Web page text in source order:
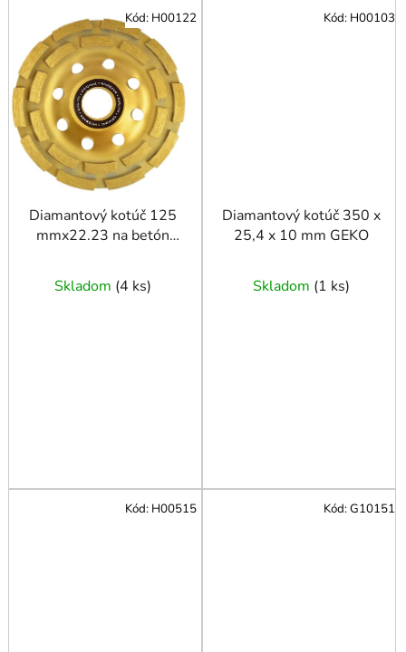
Diamantový kotúč 125
mmx22.23 na betón
Skladom (4 ks)
Kód: H00122
Diamantový kotúč 350 x
25,4 x 10 mm GEKO
Skladom (1 ks)
Kód: H00103
Kód: H00515 Kód:G10151